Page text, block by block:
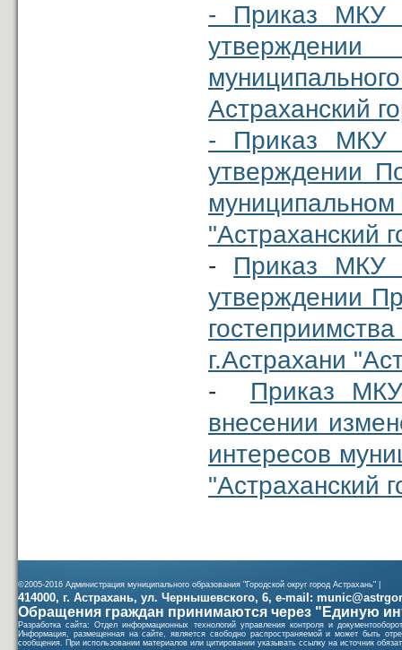
- Приказ МКУ
Астраханский
- Приказ МКУ
утверждении
"Астраханский
- Приказ МКУ
утверждении
г.Астрахани
- Приказ
внесении
интересов
"Астраханский
©2005-2016 Администрация муниципального образования "Городской округ город Астрахань" |
414000, г. Астрахань, ул. Чернышевского, 6, e-mail:
Обращения граждан принимаются через "Единую
Разработка сайта: Отдел информационных технологий управления контроля и
Информация, размещенная на сайте, является свободно распространяемой и может быть
сообщения. При использовании материалов или цитировании указывать ссылку на источник